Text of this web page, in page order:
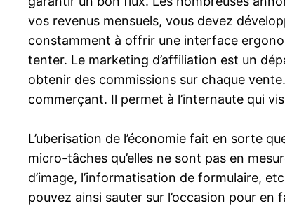
vos revenus mensuels, vous devez
constamment à offrir une interface
tenter. Le marketing d’affiliation est un
obtenir des commissions sur chaque
commerçant. Il permet à l’internaute qui
L’uberisation de l’économie fait en sorte
micro-tâches qu’elles ne sont pas en
d’image, l’informatisation de formulaire,
pouvez ainsi sauter sur l’occasion pour